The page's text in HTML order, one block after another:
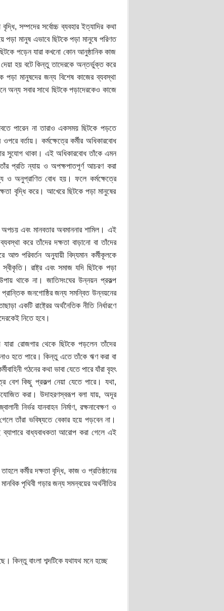
বৃদ্ধি, সম্পদের সর্বোচ্চ ব্যবহার ইত্যাদির কথা
পড়া মানুষ এভাবে ছিটকে পড়া মানুষে পরিণত
পড়েন যারা কখনো কোন আনুষ্ঠানিক কাজ
হয় বটে কিন্তু তাদেরকে অন্তর্ভুক্ত করে
পড়া মানুষদের জন্য বিশেষ কাজের ব্যবস্থা
অন্য সবার সাথে ছিটকে পড়াদেরকেও কাজে
ভাবতে পারেন না তারাও একসময় ছিটকে পড়তে
ওপরে বর্তায়। কর্মক্ষেত্রে কর্মীর অধিকারবোধ
সুযোগ থাকা। এই অধিকারবোধ তাঁকে এমন
প্রতি ন্যায় ও অপক্ষপাতপূর্ণ আচরণ করা
ও অনুপ্রাণিত বোধ হয়। ফলে কর্মক্ষেত্রে
বৃদ্ধি করে। আখেরে ছিটকে পড়া মানুষের
অপচয় এবং মানবতার অবমাননার শামিল। এই
করে তাঁদের দক্ষতা বাড়ানো বা তাঁদের
আশু পরিবর্তন অনুযায়ী বিদ্যমান কর্মীকূলকে
রাষ্ট্র এবং সমাজ যদি ছিটকে পড়া
থাকে না। জাতিসংঘের উন্নয়ন প্রকল্প
প্রান্তিক জনগোষ্ঠির জন্য সমন্বিত উন্নয়নের
একটি রাষ্ট্রের অর্থনৈতিক নীতি নির্ধারণে
নিতে হবে।
যারা রোজগার থেকে ছিটকে পড়লেন তাঁদের
নাও হতে পারে। কিন্তু এতে তাঁকে ঋণ করা বা
গঠনের কথা ভাবা যেতে পারে যাঁরা বৃহৎ
বেশ কিছু প্রকল্প নেয়া যেতে পারে। যথা,
করা। উদাহরণস্বরূপ বলা যায়, অদূর
নির্ভর যানবাহন নির্মাণ, রক্ষনাবেক্ষণ ও
তাঁরা ভবিষ্যতে বেকার হয়ে পড়বেন না।
বাধ্যবাধকতা আরোপ করা গেলে এই
কর্মীর দক্ষতা বৃদ্ধি, কাজ ও প্রতিষ্ঠানের
পৃথিবী গড়ার জন্য সমন্বয়ের অর্থনীতির
কিন্তু বাংলা শব্দটিকে যথাযথ মনে হচ্ছে